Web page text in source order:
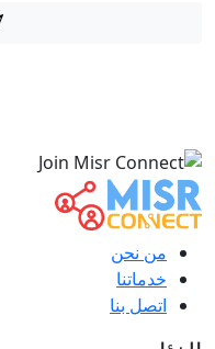
من نحن
خدماتنا
اتصل بنا